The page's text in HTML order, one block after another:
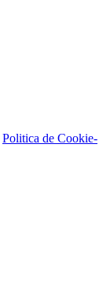
Politica de Cookie-